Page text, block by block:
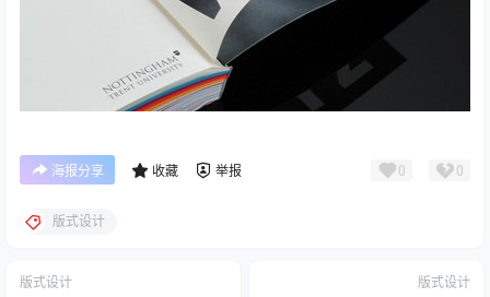
海报分享 收藏 举报 0 0
版式设计
版式设计 版式设计